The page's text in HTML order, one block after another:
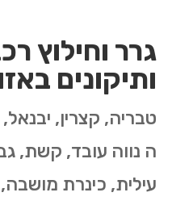
גרר וחילוץ
ותיקונים
טבריה, קצרין,
ה נווה עובד, קשת,
עילית, כינרת